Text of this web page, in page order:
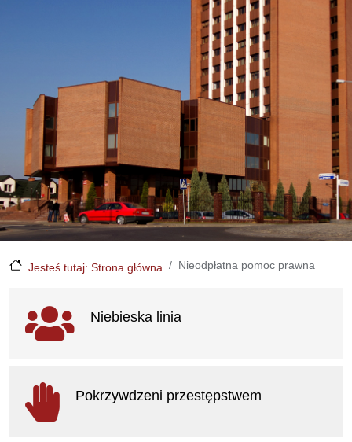
Jesteś tutaj: Strona główna Nieodpłatna pomoc prawna
Ważne linki
Niebieska linia
Pokrzywdzeni przestępstwem